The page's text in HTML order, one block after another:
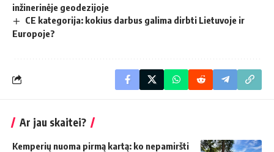
inžinerinėje geodezijoje
CE kategorija: kokius darbus galima dirbti Lietuvoje ir
Europoje?
Ar jau skaitei?
Kemperių nuoma pirmą kartą: ko nepamiršti